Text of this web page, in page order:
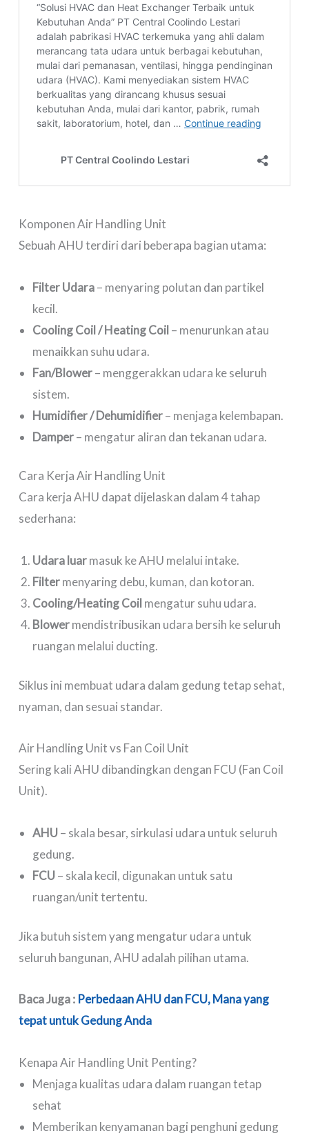
Komponen Air Handling Unit
Sebuah AHU terdiri dari beberapa bagian utama:
Filter Udara– menyaring polutan dan partikel
kecil.
Cooling Coil / Heating Coil– menurunkan atau
menaikkan suhu udara.
Fan/Blower– menggerakkan udara ke seluruh
sistem.
Humidifier / Dehumidifier– menjaga kelembapan.
Damper– mengatur aliran dan tekanan udara.
Cara Kerja Air Handling Unit
Cara kerja AHU dapat dijelaskan dalam 4 tahap
sederhana:
Udara luarmasuk ke AHU melalui intake.
Filtermenyaring debu, kuman, dan kotoran.
Cooling/Heating Coil mengatur suhu udara.
Blowermendistribusikan udara bersih ke seluruh
ruangan melalui ducting.
Siklus ini membuat udara dalam gedung tetap sehat,
nyaman, dan sesuai standar.
Air Handling Unit vs Fan Coil Unit
Sering kali AHU dibandingkan dengan FCU (Fan Coil
Unit).
AHU– skala besar, sirkulasi udara untuk seluruh
gedung.
FCU– skala kecil, digunakan untuk satu
ruangan/unit tertentu.
Jika butuh sistem yang mengatur udara untuk
seluruh bangunan, AHU adalah pilihan utama.
Baca Juga : Perbedaan AHU dan FCU, Mana yang
tepat untuk Gedung Anda
Kenapa Air Handling Unit Penting?
Menjaga kualitas udara dalam ruangan tetap
sehat
Memberikan kenyamanan bagi penghuni gedung